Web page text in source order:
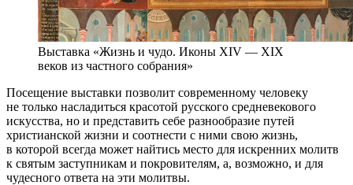
Выставка «Жизнь и чудо. Иконы XIV — XIX
веков из частного собрания»
Посещение выставки позволит современному человеку
не только насладиться красотой русского средневекового
искусства, но и представить себе разнообразие путей
христианской жизни и соотнести с ними свою жизнь,
в которой всегда может найтись место для искренних молитв
к святым заступникам и покровителям, а, возможно, и для
чудесного ответа на эти молитвы.